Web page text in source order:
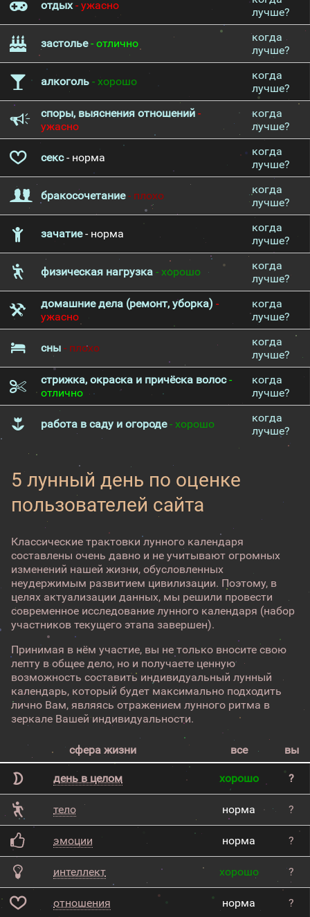
отдых- ужасно
лучше?
застолье- отлично
когда
лучше?
алкоголь - хорошо
когда
лучше?
споры, выяснения отношений -
ужасно
когда
лучше?
секс- норма
когда
лучше?
бракосочетание- плохо
когда
лучше?
зачатие- норма
когда
лучше?
физическая нагрузка - хорошо
когда
лучше?
домашние дела (ремонт, уборка) -
ужасно
когда
лучше?
сны - плохо
когда
лучше?
стрижка, окраска и причёска волос-
отлично
когда
лучше?
работа в саду и огороде- хорошо
когда
лучше?
5 лунный день по оценке
пользователей сайта
Классические трактовки лунного календаря
составлены очень давно и не учитывают огромных
изменений нашей жизни, обусловленных
неудержимым развитием цивилизации. Поэтому, в
целях актуализации данных, мы решили провести
современное исследование лунного календаря (набор
участников текущего этапа завершен).
Принимая в нём участие, вы не только вносите свою
лепту в общее дело, но и получаете ценную
возможность составить индивидуальный лунный
календарь, который будет максимально подходить
лично Вам, являясь отражением лунного ритма в
зеркале Вашей индивидуальности.
сфера жизни все вы
день в целом хорошо ?
тело норма ?
эмоции норма ?
интеллект хорошо ?
отношения норма ?